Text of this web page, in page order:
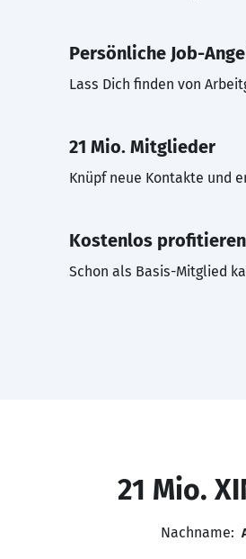
Persönliche Job-
Lass Dich finden von
21 Mio. Mitglieder
Knüpf neue Kontakte und
Kostenlos profitieren
Schon als Basis-Mitglied
21 Mio.
Nachname: